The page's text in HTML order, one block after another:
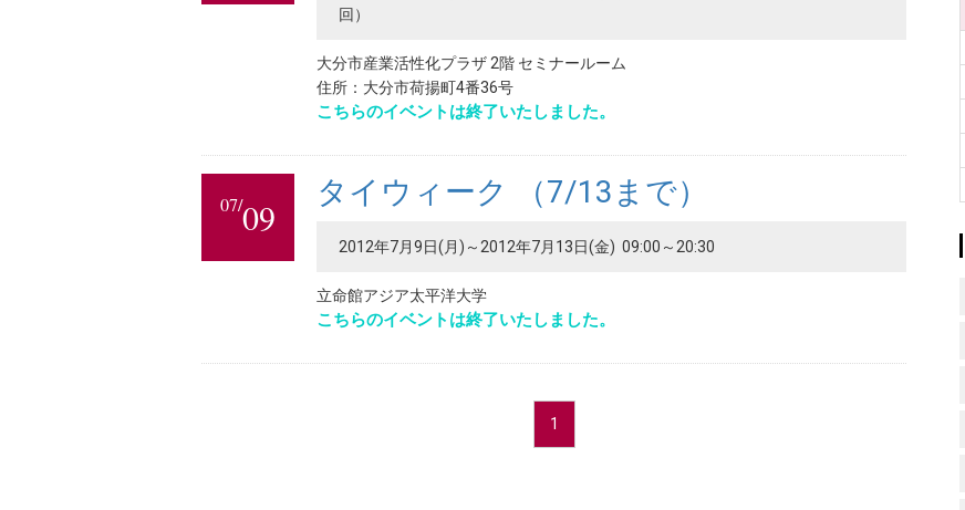
回）
大分市産業活性化プラザ 2階 セミナールーム
住所：大分市荷揚町4番36号
こちらのイベントは終了いたしました。
07/09
タイウィーク （7/13まで）
2012年7月9日(月)～2012年7月13日(金) 09:00～20:30
立命館アジア太平洋大学
こちらのイベントは終了いたしました。
1